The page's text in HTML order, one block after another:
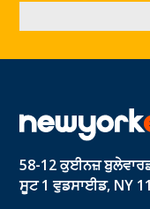
58-12 ਕੁਈਨਜ਼
ਸੂਟ 1 ਵੁਡਸਾਈਡ, NY